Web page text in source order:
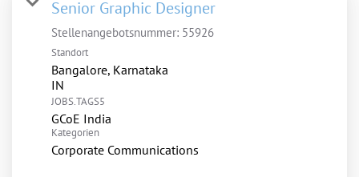
Senior Graphic Designer
Stellenangebotsnummer: 55926
Standort
Bangalore, Karnataka
JOBS.TAGS5
GCoE India
Kategorien
Corporate Communications